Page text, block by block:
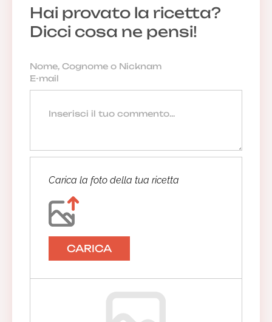
Hai provato la ricetta?
Dicci cosa ne pensi!
Carica la foto della tua ricetta
CARICA